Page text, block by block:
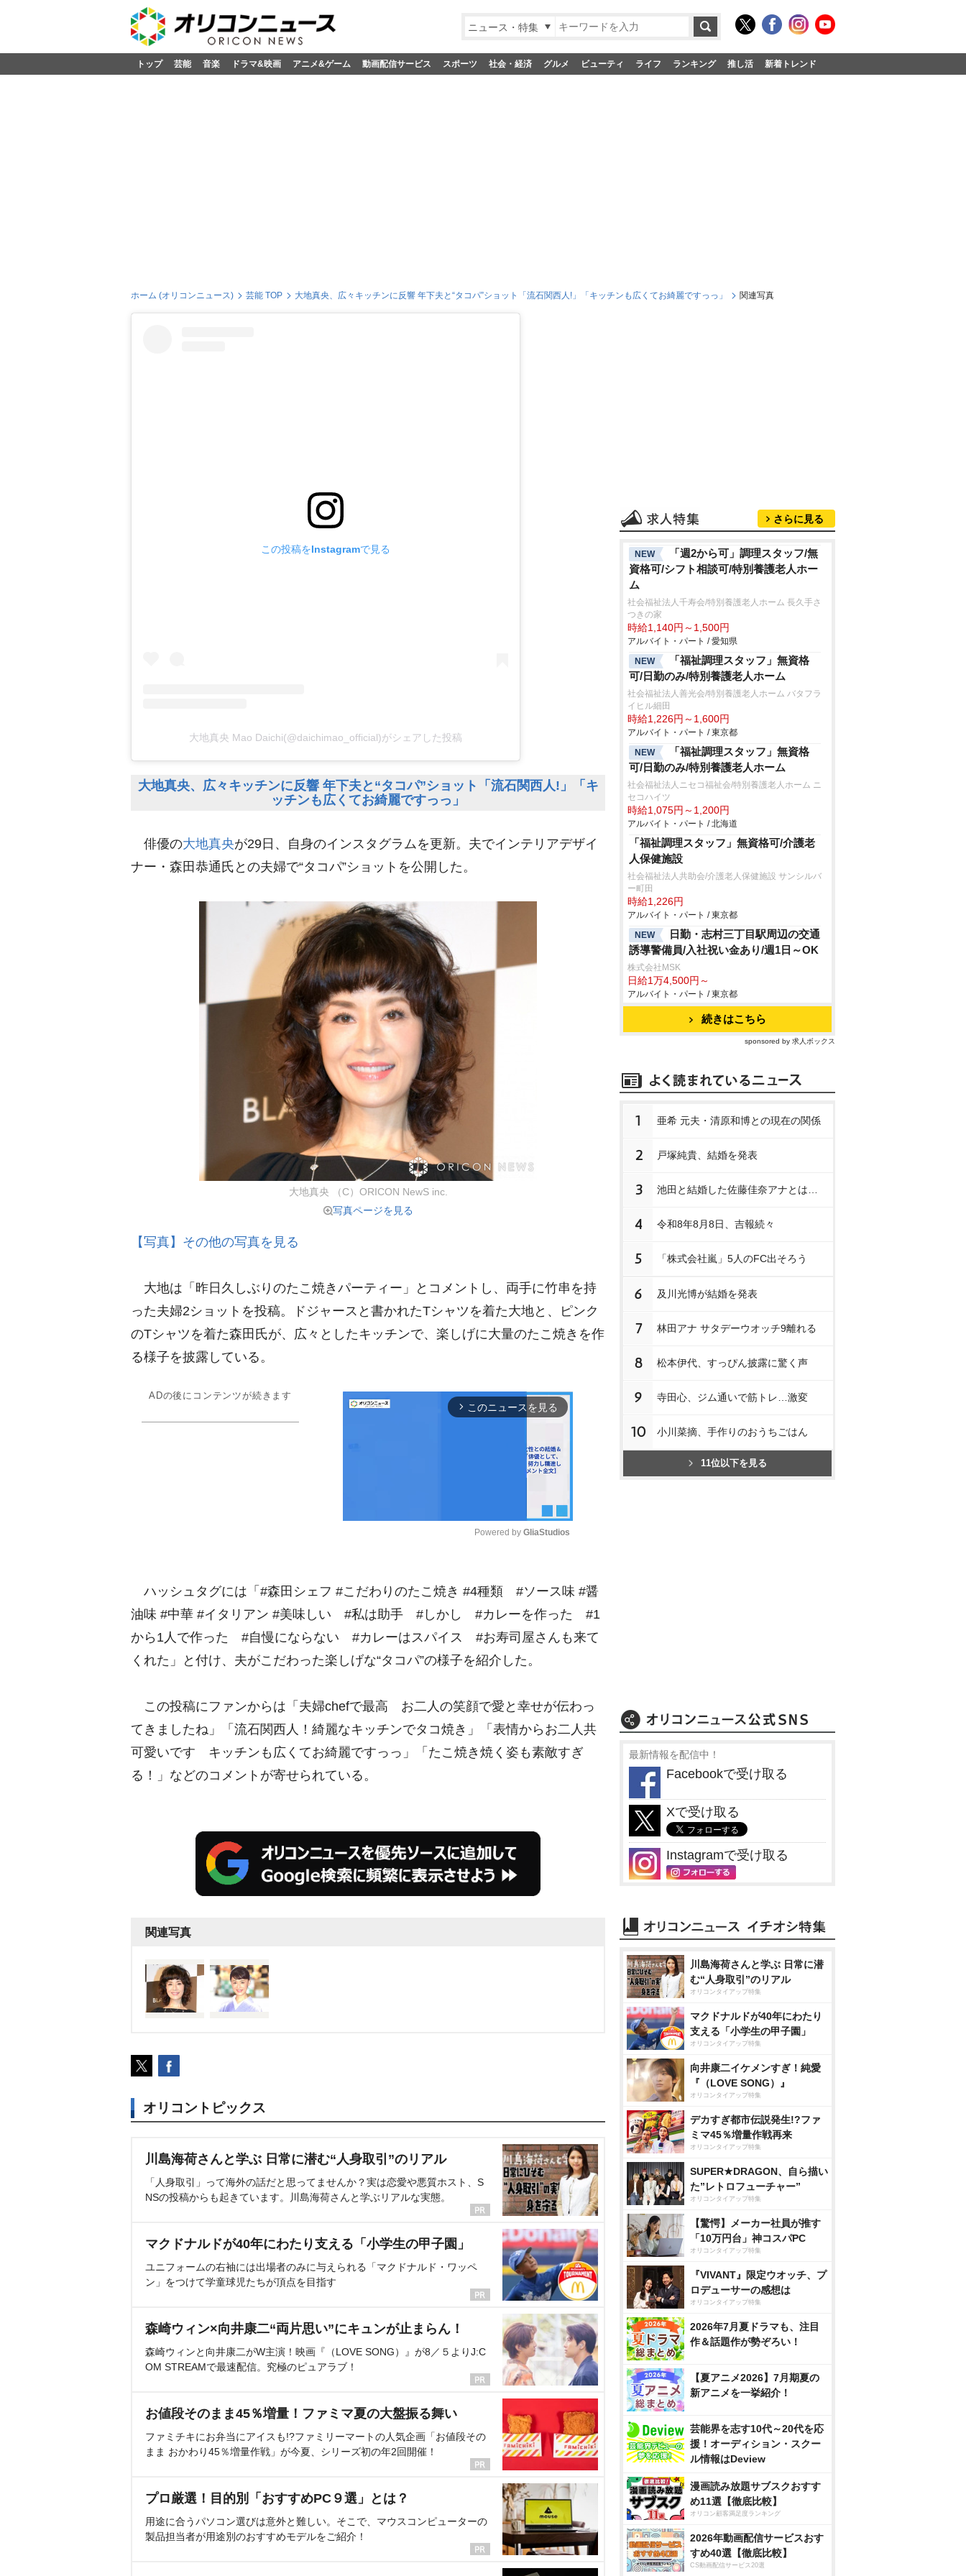
ニュース・特集
トップ 芸能 音楽 ドラマ&映画 アニメ&ゲーム 動画配信サービス スポーツ 社会・経済 グルメ ビューティ ライフ ランキング 推し活 新着トレンド
ホーム (オリコンニュース) 芸能 TOP 大地真央、広々キッチンに反響 年下夫と“タコパ”ショット「流石関西人!」「キッチンも広くてお綺麗ですっっ」 関連写真
この投稿をInstagramで見る
大地真央 Mao Daichi(@daichimao_official)がシェアした投稿
大地真央、広々キッチンに反響 年下夫と“タコパ”ショット「流石関西人!」「キ
ッチンも広くてお綺麗ですっっ」
俳優の大地真央が29日、自身のインスタグラムを更新。夫でインテリアデザイ
ナー・森田恭通氏との夫婦で“タコパ”ショットを公開した。
大地真央 （C）ORICON NewS inc.
写真ページを見る
【写真】その他の写真を見る
大地は「昨日久しぶりのたこ焼きパーティー」とコメントし、両手に竹串を持
った夫婦2ショットを投稿。ドジャースと書かれたTシャツを着た大地と、ピンク
のTシャツを着た森田氏が、広々としたキッチンで、楽しげに大量のたこ焼きを作
る様子を披露している。
ADの後にコンテンツが続きます
arrow_forward_ios このニュースを見る
u
t
e
Powered by GliaStudios
ハッシュタグには「#森田シェフ #こだわりのたこ焼き #4種類 #ソース味 #醤
油味 #中華 #イタリアン #美味しい #私は助手 #しかし #カレーを作った #1
から1人で作った #自慢にならない #カレーはスパイス #お寿司屋さんも来て
くれた」と付け、夫がこだわった楽しげな“タコパ”の様子を紹介した。
この投稿にファンからは「夫婦chefで最高 お二人の笑顔で愛と幸せが伝わっ
てきましたね」「流石関西人！綺麗なキッチンでタコ焼き」「表情からお二人共
可愛いです キッチンも広くてお綺麗ですっっ」「たこ焼き焼く姿も素敵すぎ
る！」などのコメントが寄せられている。
関連写真
オリコントピックス
川島海荷さんと学ぶ 日常に潜む“人身取引”のリアル
「人身取引」って海外の話だと思ってませんか？実は恋愛や悪質ホスト、S
NSの投稿からも起きています。川島海荷さんと学ぶリアルな実態。
マクドナルドが40年にわたり支える「小学生の甲子園」
ユニフォームの右袖には出場者のみに与えられる「マクドナルド・ワッペ
ン」をつけて学童球児たちが頂点を目指す
森崎ウィン×向井康二“両片思い”にキュンが止まらん！
森崎ウィンと向井康二がW主演！映画『（LOVE SONG）』が8／５よりJ:C
OM STREAMで最速配信。究極のピュアラブ！
お値段そのまま45％増量！ファミマ夏の大盤振る舞い
ファミチキにお弁当にアイスも!?ファミリーマートの人気企画「お値段その
まま おかわり45％増量作戦」が今夏、シリーズ初の年2回開催！
プロ厳選！目的別「おすすめPC９選」とは？
用途に合うパソコン選びは意外と難しい。そこで、マウスコンピューターの
製品担当者が用途別のおすすめモデルをご紹介！
さらに見る
NEW
「週2から可」調理スタッフ/無
資格可/シフト相談可/特別養護老人ホー
ム
社会福祉法人千寿会/特別養護老人ホーム 長久手さ
つきの家
時給1,140円～1,500円
アルバイト・パート / 愛知県
NEW
「福祉調理スタッフ」無資格
可/日勤のみ/特別養護老人ホーム
社会福祉法人善光会/特別養護老人ホーム バタフラ
イヒル細田
時給1,226円～1,600円
アルバイト・パート / 東京都
NEW
「福祉調理スタッフ」無資格
可/日勤のみ/特別養護老人ホーム
社会福祉法人ニセコ福祉会/特別養護老人ホーム ニ
セコハイツ
時給1,075円～1,200円
アルバイト・パート / 北海道
「福祉調理スタッフ」無資格可/介護老
人保健施設
社会福祉法人共助会/介護老人保健施設 サンシルバ
ー町田
時給1,226円
アルバイト・パート / 東京都
NEW
日勤・志村三丁目駅周辺の交通
誘導警備員/入社祝い金あり/週1日～OK
株式会社MSK
日給1万4,500円～
アルバイト・パート / 東京都
続きはこちら
sponsored by 求人ボックス
1 亜希 元夫・清原和博との現在の関係
2 戸塚純貴、結婚を発表
3 池田と結婚した佐藤佳奈アナとは…
4 令和8年8月8日、吉報続々
5 「株式会社嵐」5人のFC出そろう
6 及川光博が結婚を発表
7 林田アナ サタデーウオッチ9離れる
8 松本伊代、すっぴん披露に驚く声
9 寺田心、ジム通いで筋トレ…激変
10 小川菜摘、手作りのおうちごはん
11位以下を見る
最新情報を配信中！
Facebookで受け取る
Xで受け取る
Instagramで受け取る
川島海荷さんと学ぶ 日常に潜
む“人身取引”のリアル
オリコンタイアップ特集
マクドナルドが40年にわたり
支える「小学生の甲子園」
オリコンタイアップ特集
向井康二イケメンすぎ！純愛
『（LOVE SONG）』
オリコンタイアップ特集
デカすぎ都市伝説発生!?ファ
ミマ45％増量作戦再来
オリコンタイアップ特集
SUPER★DRAGON、自ら描い
た”レトロフューチャー”
オリコンタイアップ特集
【驚愕】メーカー社員が推す
「10万円台」神コスパPC
オリコンタイアップ特集
『VIVANT』限定ウオッチ、プ
ロデューサーの感想は
オリコンタイアップ特集
2026年7月夏ドラマも、注目
作＆話題作が勢ぞろい！
【夏アニメ2026】7月期夏の
新アニメを一挙紹介！
芸能界を志す10代～20代を応
援！オーディション・スクー
ル情報はDeview
漫画読み放題サブスクおすす
め11選【徹底比較】
オリコン顧客満足度ランキング
2026年動画配信サービスおす
すめ40選【徹底比較】
CS動画配信サービス20選